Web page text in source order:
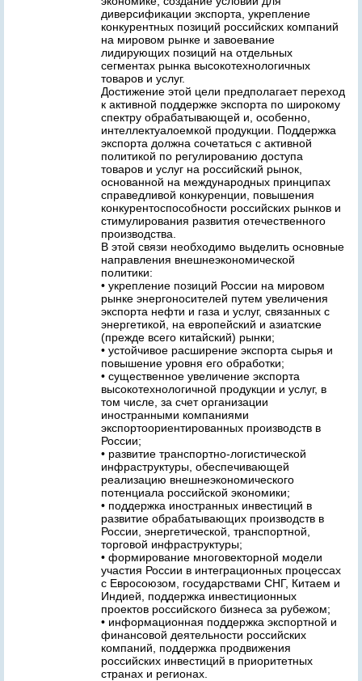
диверсификации экспорта, укрепление
конкурентных позиций российских компаний
на мировом рынке и завоевание
лидирующих позиций на отдельных
сегментах рынка высокотехнологичных
товаров и услуг.
Достижение этой цели предполагает переход
к активной поддержке экспорта по широкому
спектру обрабатывающей и, особенно,
интеллектуалоемкой продукции. Поддержка
экспорта должна сочетаться с активной
политикой по регулированию доступа
товаров и услуг на российский рынок,
основанной на международных принципах
справедливой конкуренции, повышения
конкурентоспособности российских рынков и
стимулирования развития отечественного
производства.
В этой связи необходимо выделить основные
направления внешнеэкономической
политики:
• укрепление позиций России на мировом
рынке энергоносителей путем увеличения
экспорта нефти и газа и услуг, связанных с
энергетикой, на европейский и азиатские
(прежде всего китайский) рынки;
• устойчивое расширение экспорта сырья и
повышение уровня его обработки;
• существенное увеличение экспорта
высокотехнологичной продукции и услуг, в
том числе, за счет организации
иностранными компаниями
экспортоориентированных производств в
России;
• развитие транспортно-логистической
инфраструктуры, обеспечивающей
реализацию внешнеэкономического
потенциала российской экономики;
• поддержка иностранных инвестиций в
развитие обрабатывающих производств в
России, энергетической, транспортной,
торговой инфраструктуры;
• формирование многовекторной модели
участия России в интеграционных процессах
с Евросоюзом, государствами СНГ, Китаем и
Индией, поддержка инвестиционных
проектов российского бизнеса за рубежом;
• информационная поддержка экспортной и
финансовой деятельности российских
компаний, поддержка продвижения
российских инвестиций в приоритетных
странах и регионах.